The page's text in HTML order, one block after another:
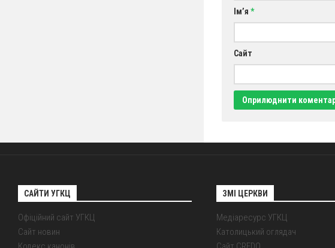
Ім’я *
Сайт
САЙТИ УГКЦ
Офіційний сайт УГКЦ
Сайт новин
ЗМІ ЦЕРКВИ
Медіаресурс УГКЦ
Католицький оглядач